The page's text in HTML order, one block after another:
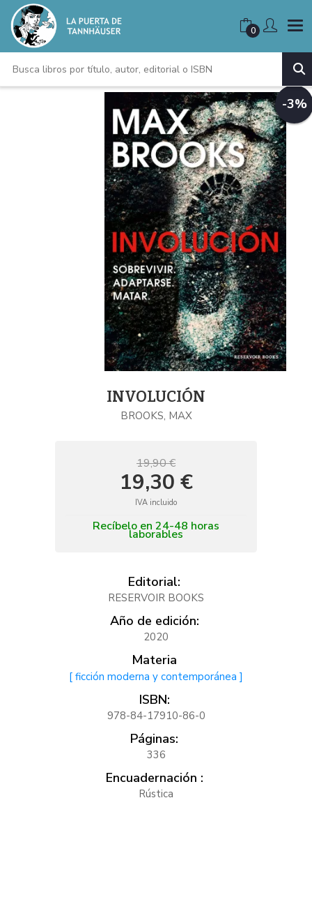
0
-3%
INVOLUCIÓN
BROOKS, MAX
19,90 €
19,30 €
IVA incluido
Recíbelo en 24-48 horas
laborables
Editorial:
RESERVOIR BOOKS
Año de edición:
2020
Materia
[ ficción moderna y contemporánea ]
ISBN:
978-84-17910-86-0
Páginas:
336
Encuadernación :
Rústica